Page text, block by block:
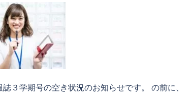
３学期号の空き状況のお知らせです。 の前に、